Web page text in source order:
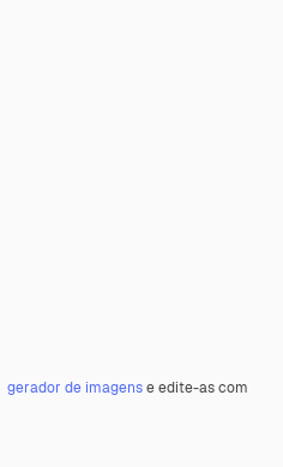
gerador de imagense edite-as com